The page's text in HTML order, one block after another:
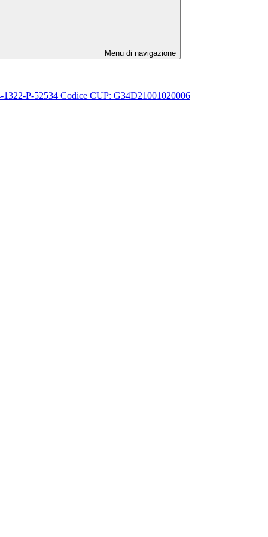
Menu di navigazione
P-52534 Codice CUP: G34D21001020006